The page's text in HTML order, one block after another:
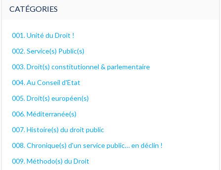
CATÉGORIES
001. Unité du Droit !
002. Service(s) Public(s)
003. Droit(s) constitutionnel & parlementaire
004. Au Conseil d'Etat
005. Droit(s) européen(s)
006. Méditerranée(s)
007. Histoire(s) du droit public
008. Chronique(s) d'un service public… en déclin !
009. Méthodo(s) du Droit